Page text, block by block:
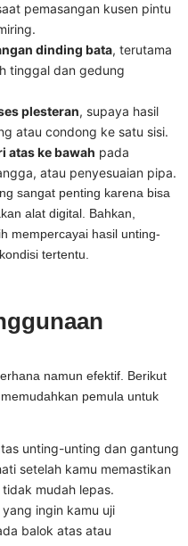
pemasangan kusen pintu
dinding bata, terutama
tinggal dan gedung
plesteran, supaya hasil
atau condong ke satu sisi.
atas ke bawah pada
atau penyesuaian pipa.
sangat penting karena bisa
alat digital. Bahkan,
mempercayai hasil unting-
tertentu.
namun efektif. Berikut
pemula untuk
unting-unting dan gantung
setelah kamu memastikan
mudah lepas.
ingin kamu uji
balok atas atau